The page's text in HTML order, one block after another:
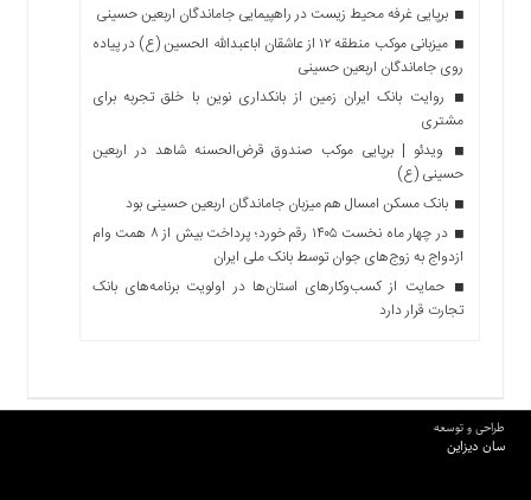
برپایی غرفه محیط زیست در راهپیمایی جاماندگان اربعین حسینی
میزبانی موکب منطقه ۱۲ از عاشقان اباعبدالله الحسین (ع) در پیاده
روی جاماندگان اربعین حسینی
روایت بانک ایران زمین از بانکداری نوین با خلق تجربه برای
مشتری
ویدئو | برپایی موکب صندوق قرض‌الحسنه شاهد در اربعین
حسینی (ع)
بانک مسکن امسال هم میزبان جاماندگان اربعین حسینی بود
در چهار ماه نخست ۱۴۰۵ رقم خورد؛ پرداخت بیش از ۸ همت وام
ازدواج به زوج‌های جوان توسط بانک ملی ایران
حمایت از کسب‌وکارهای استان‌ها در اولویت برنامه‌های بانک
تجارت قرار دارد
طراحی و توسعه
سان دیزاین